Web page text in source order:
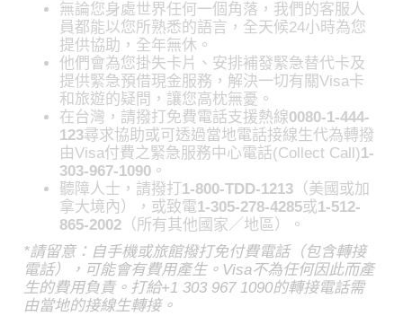
無論您身處世界任何一個角落，我們的客服人
員都能以您所熟悉的語言，全天候24小時為您
提供協助，全年無休。
他們會為您掛失卡片、安排補發緊急替代卡及
提供緊急預借現金服務，解決一切有關Visa卡
和旅遊的疑問，讓您高枕無憂。
在台灣，請撥打免費電話支援熱線0080-1-444-
123尋求協助或可透過當地電話接線生代為轉撥
由Visa付費之緊急服務中心電話(Collect Call)1-
303-967-1090 。
聽障人士，請撥打 1-800-TDD-1213 （美國或加
拿大境內），或致電1-305-278-4285或1-512-
865-2002 （所有其他國家／地區）。
*請留意：自手機或旅館撥打免付費電話（包含轉接
電話），可能會有費用產生。Visa不為任何因此而產
生的費用負責。打給+1 303 967 1090的轉接電話需
由當地的接線生轉接。